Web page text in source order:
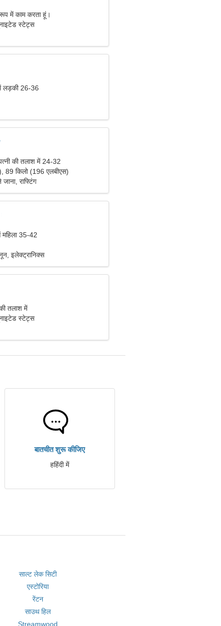
रूप में काम करता हूं।
स्टेट्स
लड़की 26-36
की तलाश में 24-32
89 किलो (196 एलबीएस)
राफ्टिंग
35-42
इलेक्ट्रानिक्स
तलाश में
स्टेट्स
बातचीत शुरू कीजिए
हहिंदी में
साल्ट लेक सिटी
एस्टोरिया
रेंटन
साउथ हिल
Streamwood